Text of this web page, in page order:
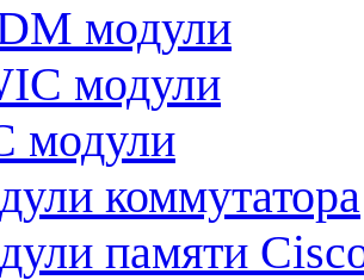
модули
модули
модули
коммутатора
памяти